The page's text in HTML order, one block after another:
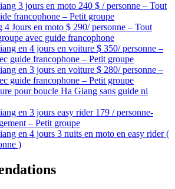
3 jours en moto 240 $ / personne – Tout
francophone – Petit groupe
4 Jours en moto $ 290/ personne – Tout
avec guide francophone
en 4 jours en voiture $ 350/ personne –
guide francophone – Petit groupe
en 3 jours en voiture $ 280/ personne –
guide francophone – Petit groupe
pour boucle Ha Giang sans guide ni
en 3 jours easy rider 179 / personne-
– Petit groupe
en 4 jours 3 nuits en moto en easy rider (
)